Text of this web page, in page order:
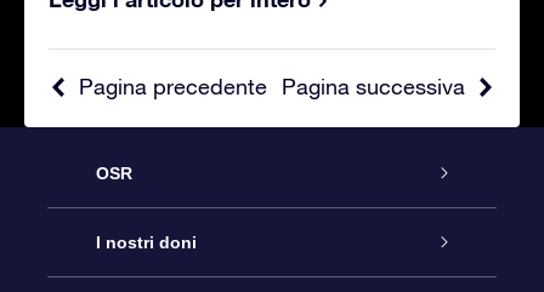
Pagina successiva
Pagina precedente
OSR
Assistenza
I nostri doni